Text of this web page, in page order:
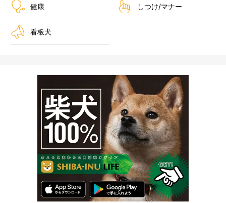
健康 しつけ/マナー
看板犬